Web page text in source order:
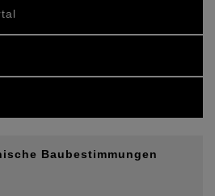
Baubestimmungen